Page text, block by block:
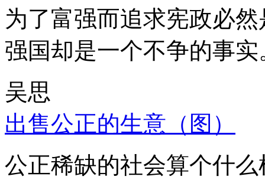
为了富强而追求宪政必
强国却是一个不争的事实
吴思
出售公正的生意（图）
公正稀缺的社会算个什